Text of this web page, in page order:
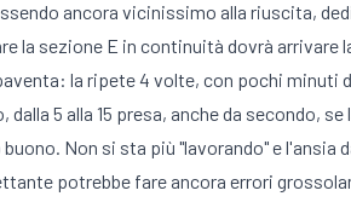
ancora vicinissimo alla riuscita,
la sezione E in continuità dovrà
la ripete 4 volte, con pochi
5 alla 15 presa, anche da secondo,
Non si sta più "lavorando" e
potrebbe fare ancora errori